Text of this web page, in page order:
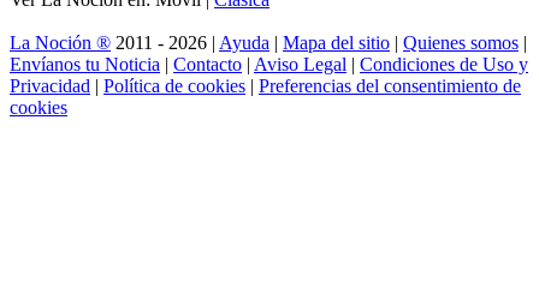
La Noción ® 2011 - 2026 | Ayuda | Mapa del sitio | Quienes somos |
Envíanos tu Noticia | Contacto | Aviso Legal | Condiciones de Uso y
Privacidad | Política de cookies | Preferencias del consentimiento de
cookies